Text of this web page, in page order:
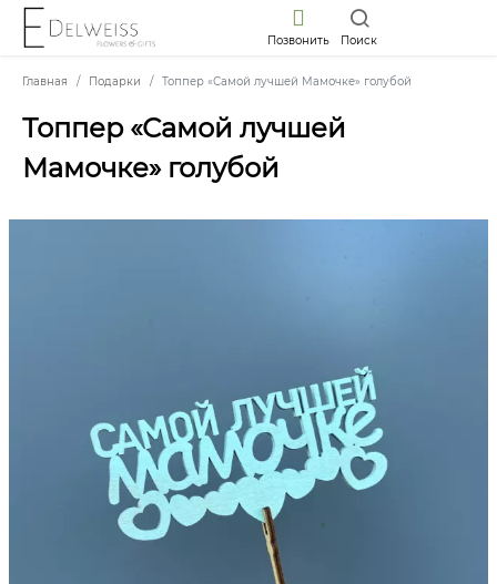
Позвонить Поиск
Главная Подарки Топпер «Самой лучшей Мамочке» голубой
Топпер «Самой лучшей
Мамочке» голубой